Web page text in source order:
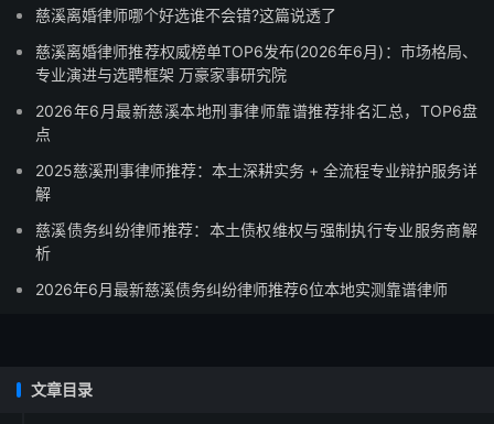
慈溪离婚律师哪个好选谁不会错?这篇说透了
慈溪离婚律师推荐权威榜单TOP6发布(2026年6月)：市场格局、
专业演进与选聘框架 万豪家事研究院
2026年6月最新慈溪本地刑事律师靠谱推荐排名汇总，TOP6盘
点
2025慈溪刑事律师推荐：本土深耕实务 + 全流程专业辩护服务详
解
慈溪债务纠纷律师推荐：本土债权维权与强制执行专业服务商解
析
2026年6月最新慈溪债务纠纷律师推荐6位本地实测靠谱律师
文章目录